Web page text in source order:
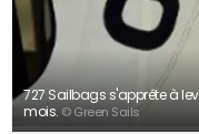
727 Sailbags s'apprête à
mois. © Green Sails